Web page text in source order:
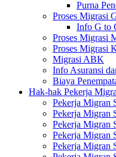
Purna
Proses Migrasi
Info G to
Proses Migrasi
Proses Migrasi
Migrasi ABK
Info Asuransi
Biaya
Hak-hak Pekerja
Pekerja Migran
Pekerja Migran
Pekerja Migran
Pekerja Migran
Pekerja Migran